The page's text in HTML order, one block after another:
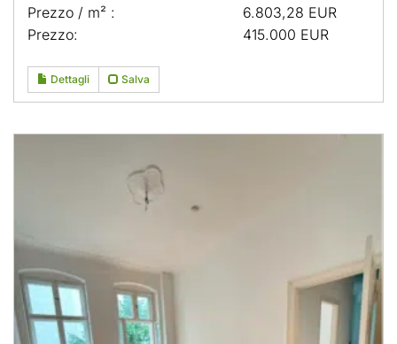
Prezzo / m² :
6.803,28 EUR
Prezzo:
415.000 EUR
Dettagli Salva